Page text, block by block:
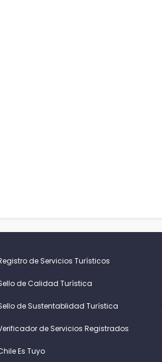
de Servicios Turísticos
de Calidad Turística
de Sustentablidad Turística
de Servicios Registrados
Es Tuyo